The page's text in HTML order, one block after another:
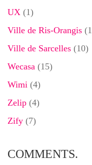
UX (1)
Ville de Ris-Orangis
Ville de Sarcelles (10)
Wecasa (15)
Wimi (4)
Zelip (4)
Zify (7)
COMMENTS.